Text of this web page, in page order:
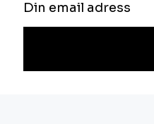
NYHETSBREV
Håll dig uppdaterad